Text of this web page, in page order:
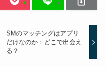
SMのマッチングはアプリ
だけなのか：どこで出会え
る？